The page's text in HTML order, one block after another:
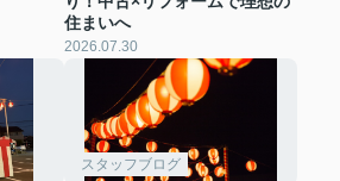
住まいへ
2026.07.30
スタッフブログ